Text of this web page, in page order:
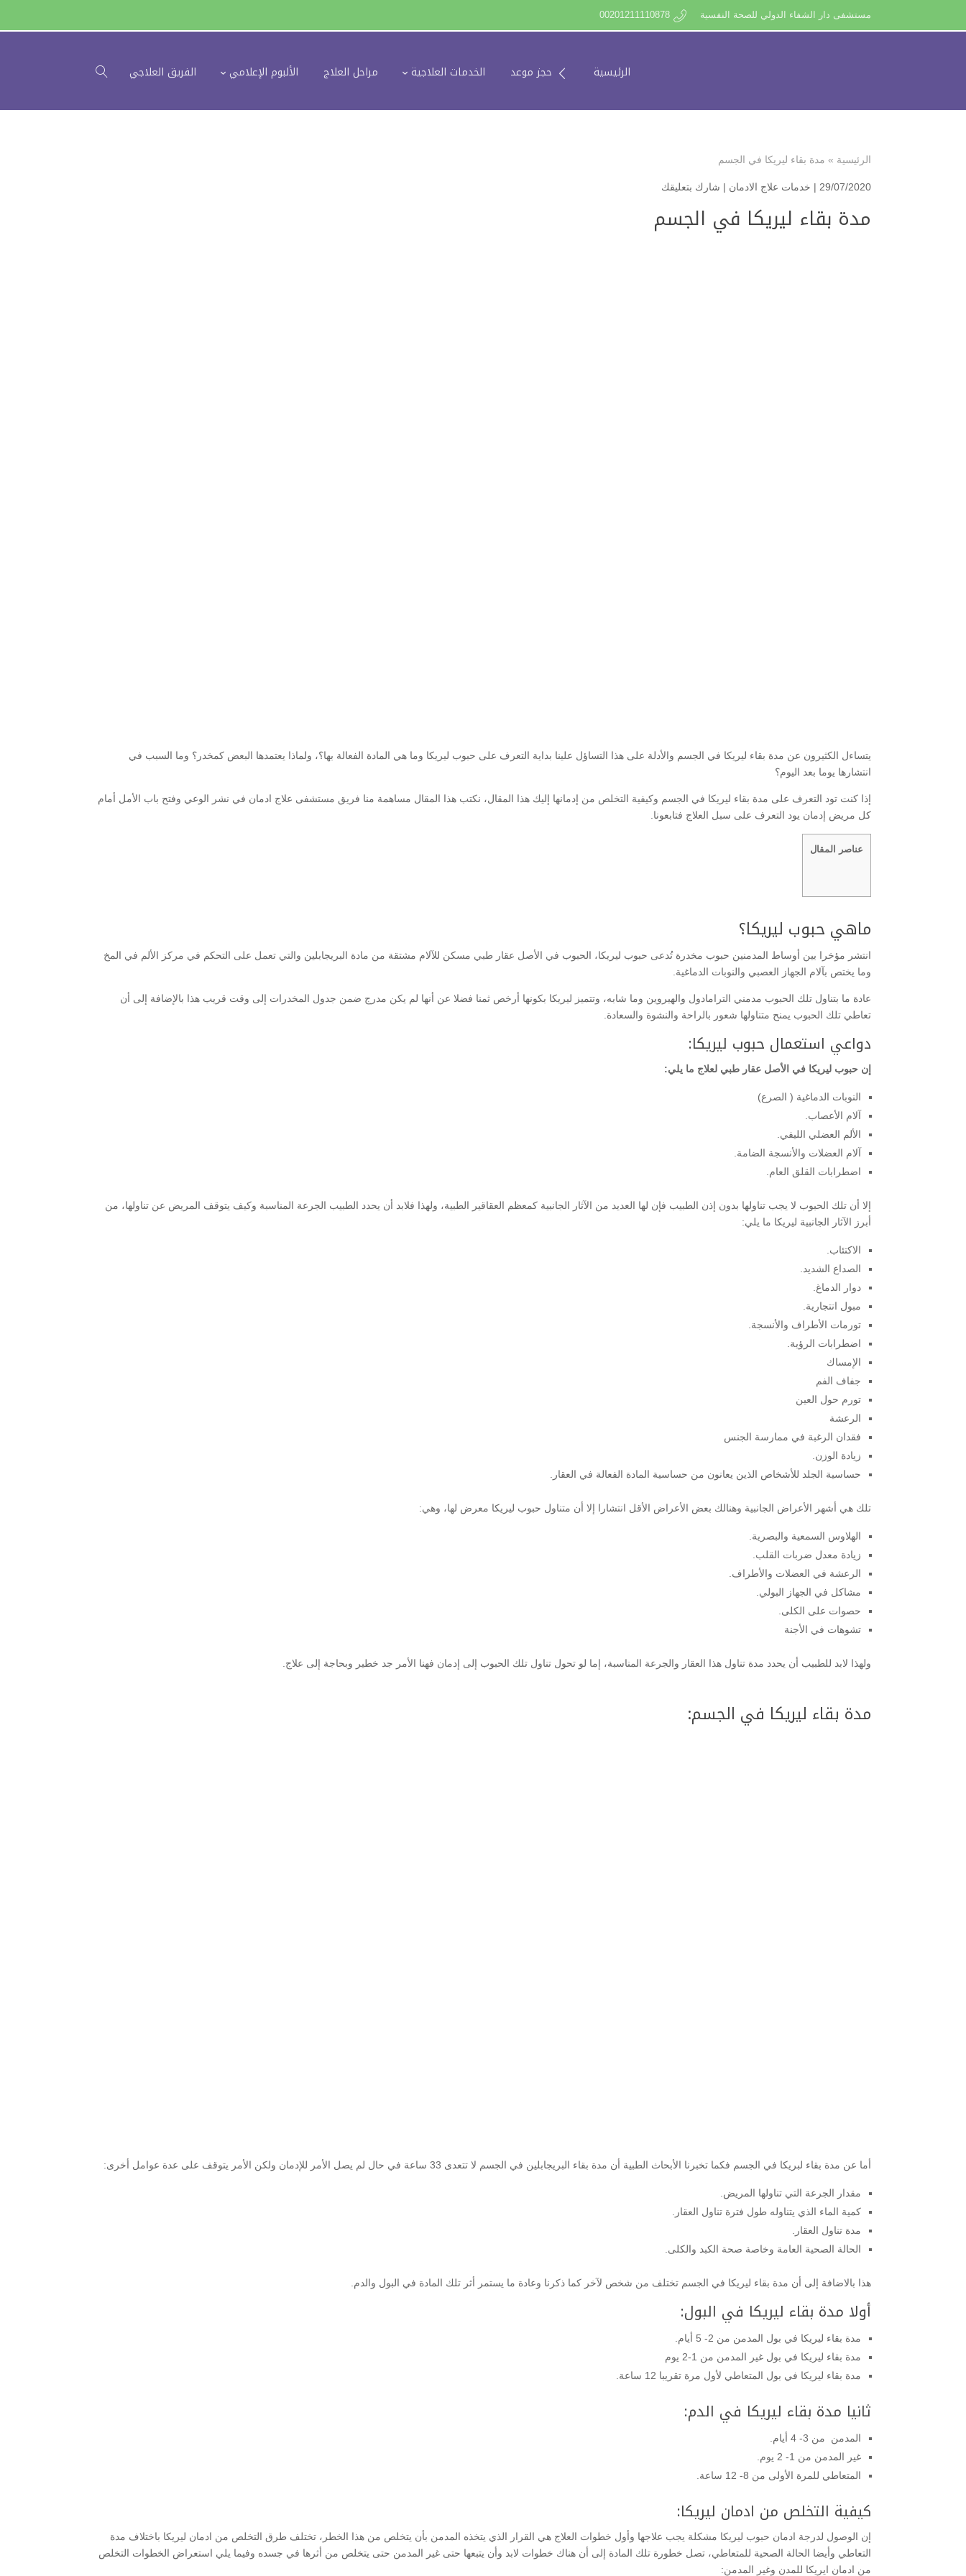
مستشفى دار الشفاء الدولي للصحة النفسية 00201211110878
الرئيسية حجز موعد الخدمات العلاجية مراحل العلاج الألبوم الإعلامي الفريق العلاجي
الرئيسية » مدة بقاء ليريكا في الجسم
29/07/2020 | خدمات علاج الادمان | شارك بتعليقك
مدة بقاء ليريكا في الجسم
يتساءل الكثيرون عن مدة بقاء ليريكا في الجسم والأدلة على هذا التساؤل علينا بداية التعرف على حبوب ليريكا وما هي المادة الفعالة بها؟، ولماذا يعتمدها البعض كمخدر؟ وما السبب في
انتشارها يوما بعد اليوم؟
إذا كنت تود التعرف على مدة بقاء ليريكا في الجسم وكيفية التخلص من إدمانها إليك هذا المقال، نكتب هذا المقال مساهمة منا فريق مستشفى علاج ادمان في نشر الوعي وفتح باب الأمل أمام
كل مريض إدمان يود التعرف على سبل العلاج فتابعونا.
عناصر المقال
ماهي حبوب ليريكا؟
انتشر مؤخرا بين أوساط المدمنين حبوب مخدرة تُدعى حبوب ليريكا، الحبوب في الأصل عقار طبي مسكن للآلام مشتقة من مادة البريجابلين والتي تعمل على التحكم في مركز الألم في المخ
وما يختص بآلام الجهاز العصبي والنوبات الدماغية.
عادة ما بتناول تلك الحبوب مدمني الترامادول والهيروين وما شابه، وتتميز ليريكا بكونها أرخص ثمنا فضلا عن أنها لم يكن مدرج ضمن جدول المخدرات إلى وقت قريب هذا بالإضافة إلى أن
تعاطي تلك الحبوب يمنح متناولها شعور بالراحة والنشوة والسعادة.
دواعي استعمال حبوب ليريكا:
إن حبوب ليريكا في الأصل عقار طبي لعلاج ما يلي:
النوبات الدماغية ( الصرع)
آلام الأعصاب.
الألم العضلي الليفي.
آلام العضلات والأنسجة الضامة.
اضطرابات القلق العام.
إلا أن تلك الحبوب لا يجب تناولها بدون إذن الطبيب فإن لها العديد من الآثار الجانبية كمعظم العقاقير الطبية، ولهذا فلابد أن يحدد الطبيب الجرعة المناسبة وكيف يتوقف المريض عن تناولها، من
أبرز الآثار الجانبية ليريكا ما يلي:
الاكتئاب.
الصداع الشديد.
دوار الدماغ.
مبول انتجارية.
تورمات الأطراف والأنسجة.
اضطرابات الرؤية.
الإمساك
جفاف الفم
تورم حول العين
الرعشة
فقدان الرغبة في ممارسة الجنس
زيادة الوزن.
حساسية الجلد للأشخاص الذين يعانون من حساسية المادة الفعالة في العقار.
تلك هي أشهر الأعراض الجانبية وهنالك بعض الأعراض الأقل انتشارا إلا أن متناول حبوب ليريكا معرض لها، وهي:
الهلاوس السمعية والبصرية.
زيادة معدل ضربات القلب.
الرعشة في العضلات والأطراف.
مشاكل في الجهاز البولي.
حصوات على الكلى.
تشوهات في الأجنة
ولهذا لابد للطبيب أن يحدد مدة تناول هذا العقار والجرعة المناسبة، إما لو تحول تناول تلك الحبوب إلى إدمان فهنا الأمر جد خطير وبحاجة إلى علاج.
مدة بقاء ليريكا في الجسم:
أما عن مدة بقاء لبريكا في الجسم فكما تخبرنا الأبحاث الطبية أن مدة بقاء البريجابلين في الجسم لا تتعدى 33 ساعة في حال لم يصل الأمر للإدمان ولكن الأمر يتوقف على عدة عوامل أخرى:
مقدار الجرعة التي تناولها المريض.
كمية الماء الذي يتناوله طول فترة تناول العقار.
مدة تناول العقار.
الحالة الصحية العامة وخاصة صحة الكبد والكلى.
هذا بالاضافة إلى أن مدة بقاء ليريكا في الجسم تختلف من شخص لآخر كما ذكرنا وعادة ما يستمر أثر تلك المادة في البول والدم.
أولا مدة بقاء ليريكا في البول:
مدة بقاء ليريكا في بول المدمن من 2- 5 أيام.
مدة بقاء ليريكا في بول غير المدمن من 1-2 يوم
مدة بقاء ليريكا في بول المتعاطي لأول مرة تقريبا 12 ساعة.
ثانيا مدة بقاء ليريكا في الدم:
المدمن من 3- 4 أيام.
غير المدمن من 1- 2 يوم.
المتعاطي للمرة الأولى من 8- 12 ساعة.
كيفية التخلص من ادمان ليريكا:
إن الوصول لدرجة ادمان حبوب ليريكا مشكلة يجب علاجها وأول خطوات العلاج هي القرار الذي يتخذه المدمن بأن يتخلص من هذا الخطر، تختلف طرق التخلص من ادمان ليريكا باختلاف مدة
التعاطي وأيضا الحالة الصحية للمتعاطي، تصل خطورة تلك المادة إلى أن هناك خطوات لابد وأن يتبعها حتى غير المدمن حتى يتخلص من أثرها في جسده وفيما يلي استعراض الخطوات التخلص
من ادمان ايريكا للمدن وغير المدمن: